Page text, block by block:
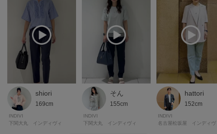
shiori
169cm
INDIVI
下関大丸 インディヴィ
そん
155cm
INDIVI
下関大丸 インディヴィ
hattori
152cm
INDIVI
名古屋松坂屋 インディヴ